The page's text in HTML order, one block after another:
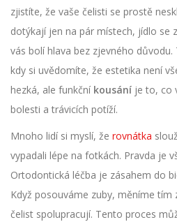
zjistíte, že vaše čelisti se prostě
dotýkají jen na pár místech, jídlo se
vás bolí hlava bez zjevného
kdy si uvědomíte, že estetika není
hezká, ale funkční kousání je to, co
bolesti a trávicích potíží.
Mnoho lidí si myslí, že rovnátka
vypadali lépe na fotkách. Pravda je
Ortodontická léčba je zásahem do
Když posouváme zuby, měníme
čelist spolupracují. Tento proces